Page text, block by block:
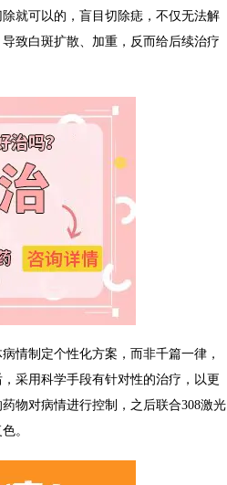
就可以的，盲目切除痣，不仅无法解
致白斑扩散、加重，反而给后续治疗
制定个性化方案，而非千篇一律，
采用科学手段有针对性的治疗，以更
物对病情进行控制，之后联合308激光
。